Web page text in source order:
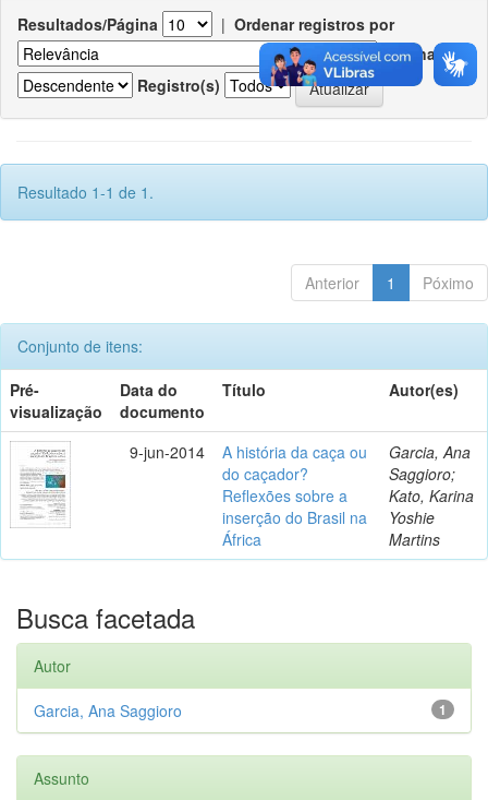
Resultados/Página | Ordenar registros por
Ordenar
Registro(s)
Resultado 1-1 de 1.
Anterior 1 Póximo
Conjunto de itens:
Pré-
visualização
Data do
documento
Título Autor(es)
9-jun-2014
A história da caça ou
do caçador?
Reflexões sobre a
inserção do Brasil na
África
Garcia, Ana
Saggioro;
Kato, Karina
Yoshie
Martins
Busca facetada
Autor
1
Garcia, Ana Saggioro
Assunto